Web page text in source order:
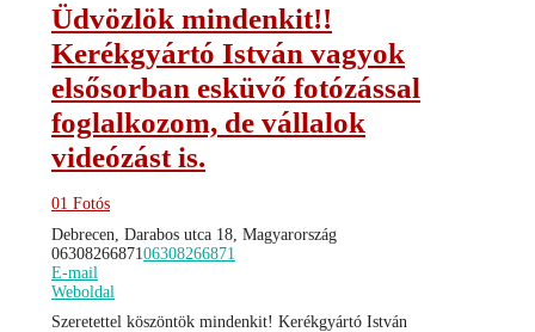
Üdvözlök mindenkit!!
Kerékgyártó István vagyok
elsősorban esküvő fotózással
foglalkozom, de vállalok
videózást is.
01 Fotós
Debrecen, Darabos utca 18, Magyarország
0630826687106308266871
E-mail
Weboldal
Szeretettel köszöntök mindenkit! Kerékgyártó István